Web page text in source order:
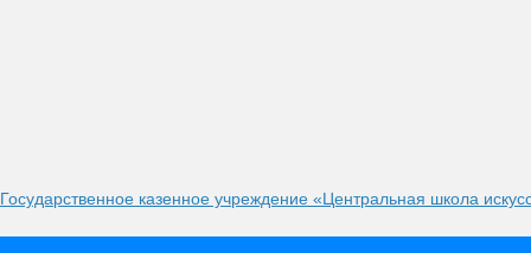
Государственное казенное учреждение «Центральная школа